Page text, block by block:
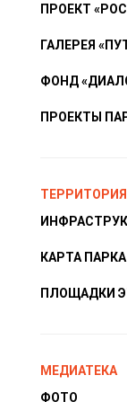
ПРОЕКТ
ГАЛЕРЕЯ
ФОНД
ПРОЕКТЫ
ТЕРРИТОРИЯ
КАРТА ПАРКА
ПЛОЩАДКИ
МЕДИАТЕКА
ФОТО